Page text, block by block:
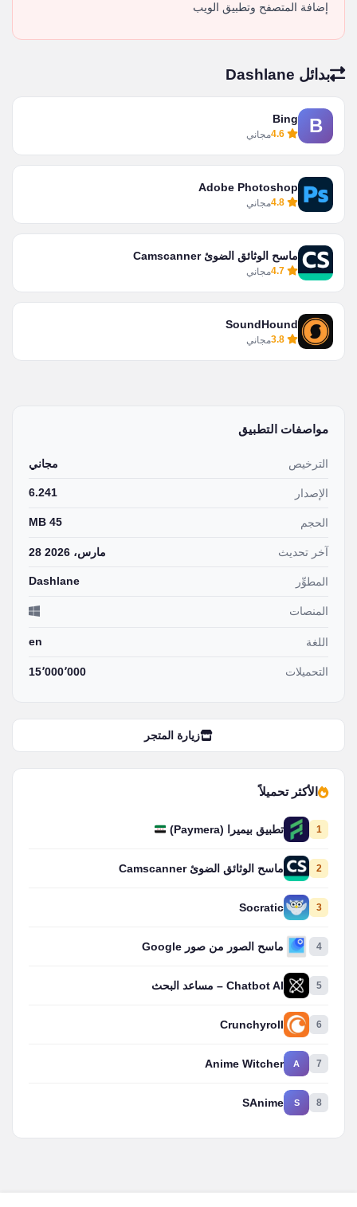
إضافة المتصفح وتطبيق الويب
بدائل Dashlane
B
Bing
مجاني
Adobe Photoshop
مجاني
ماسح الوثائق الضوئ Camscanner
مجاني
SoundHound
مجاني
مواصفات التطبيق
الترخيص مجاني
الإصدار 6.241
الحجم 45 MB
آخر تحديث 28 مارس، 2026
المطوِّر Dashlane
المنصات
اللغة en
التحميلات 15٬000٬000
زيارة المتجر
الأكثر تحميلاً
1 تطبيق بيميرا (Paymera)
2 ماسح الوثائق الضوئ Camscanner
3
Socratic
4 ماسح الصور من صور Google
5 Chatbot AI – مساعد البحث
6
Crunchyroll
7
A
Anime Witcher
8
S
SAnime